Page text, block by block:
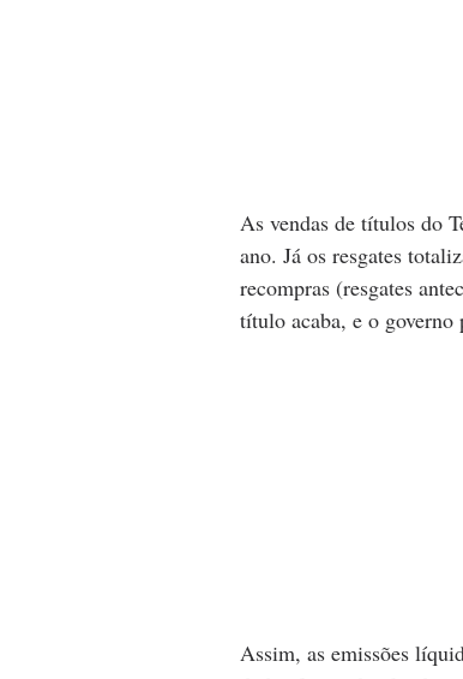
As vendas de títulos do
ano. Já os resgates
recompras (resgates
título acaba, e o
Assim, as emissões